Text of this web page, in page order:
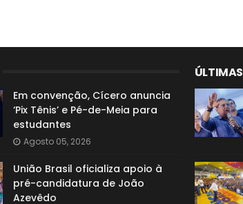
Em convenção, Cícero anuncia
‘Pix Tênis’ e Pé-de-Meia para
estudantes
Agosto 05, 2026
União Brasil oficializa apoio à
pré-candidatura de João
Azevêdo
ÚLTIMAS